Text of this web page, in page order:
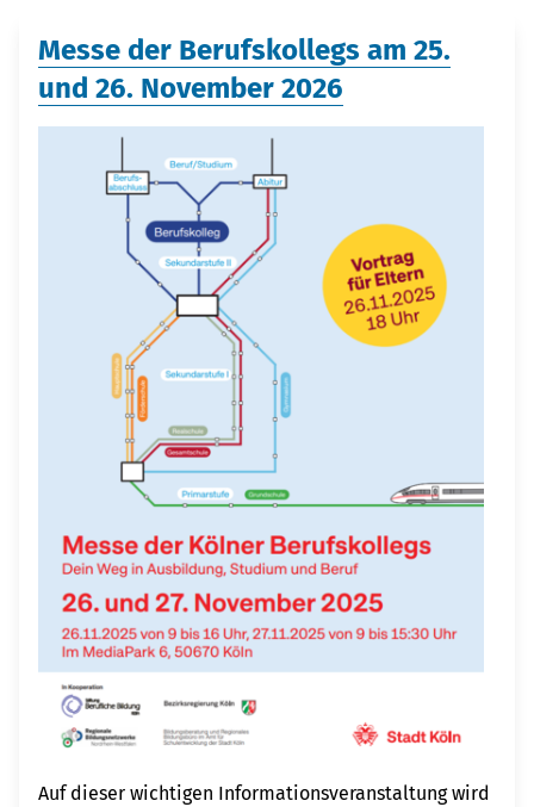
Messe der Berufskollegs am 25.
und 26. November 2026
Auf dieser wichtigen Informations­veranstaltung wird